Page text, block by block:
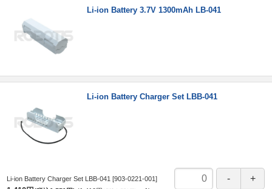
Li-ion Battery 3.7V 1300mAh LB-041
Li-ion Battery Charger Set LBB-041
Li-ion Battery Charger Set LBB-041 [903-0221-001]